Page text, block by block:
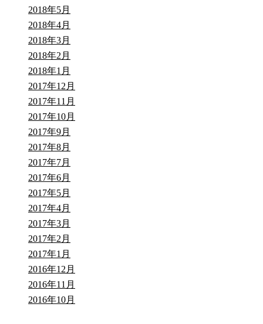
2018年5月
2018年4月
2018年3月
2018年2月
2018年1月
2017年12月
2017年11月
2017年10月
2017年9月
2017年8月
2017年7月
2017年6月
2017年5月
2017年4月
2017年3月
2017年2月
2017年1月
2016年12月
2016年11月
2016年10月